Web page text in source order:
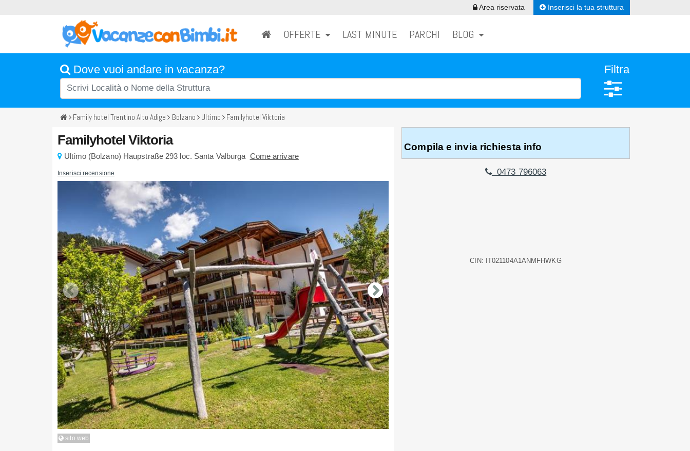
Area riservata Inserisci la tua struttura
OFFERTE LAST MINUTE PARCHI BLOG
Dove vuoi andare in vacanza? Filtra
Family hotel Trentino Alto Adige Bolzano Ultimo Familyhotel Viktoria
Familyhotel Viktoria
Ultimo(Bolzano) Haupstraße 293 loc. Santa Valburga Come arrivare
Inserisci recensione
sito web
Compila e invia richiesta info
0473 796063
CIN: IT021104A1ANMFHWKG